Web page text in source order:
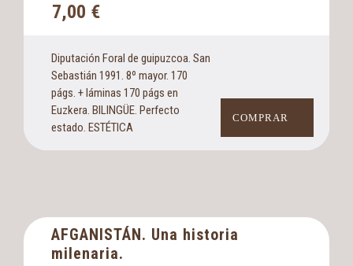
7,00 €
Diputación Foral de guipuzcoa. San
Sebastián 1991. 8º mayor. 170
págs. + láminas 170 págs en
Euzkera. BILINGÜE. Perfecto
estado. ESTÉTICA
COMPRAR
AFGANISTÁN. Una historia
milenaria.